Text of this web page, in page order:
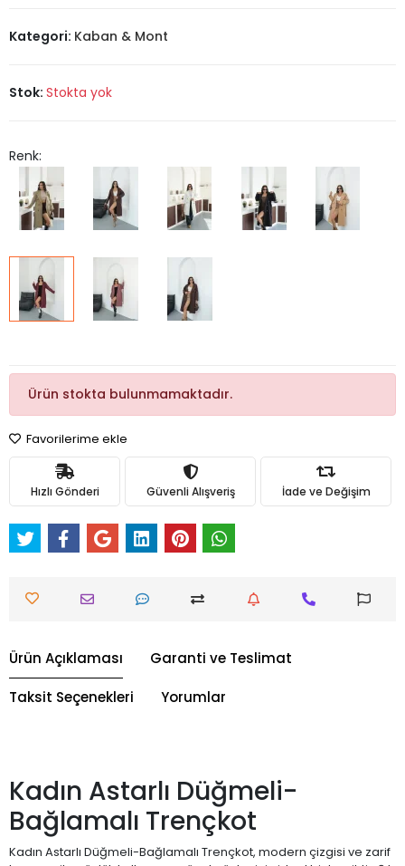
Kategori: Kaban & Mont
Stok: Stokta yok
Renk:
Ürün stokta bulunmamaktadır.
Favorilerime ekle
Hızlı Gönderi Güvenli Alışveriş İade ve Değişim
Ürün Açıklaması Garanti ve Teslimat
Taksit Seçenekleri Yorumlar
Kadın Astarlı Düğmeli-
Bağlamalı Trençkot
Kadın Astarlı Düğmeli-Bağlamalı Trençkot, modern çizgisi ve zarif